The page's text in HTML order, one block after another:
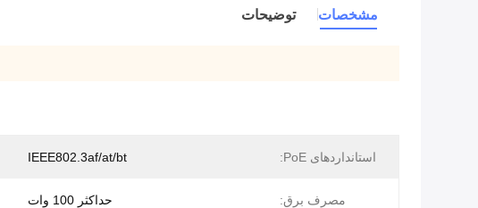
مشخصات توضیحات
استانداردهای PoE: IEEE802.3af/at/bt
مصرف برق: حداکثر 100 وات